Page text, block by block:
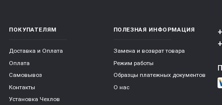
ПОКУПАТЕЛЯМ
Доставка и Оплата
Оплата
Самовывоз
Контакты
Установка Чехлов
ПОЛЕЗНАЯ ИНФОРМАЦИЯ
Замена и возврат товара
Режим работы
Образцы платежных документов
О нас